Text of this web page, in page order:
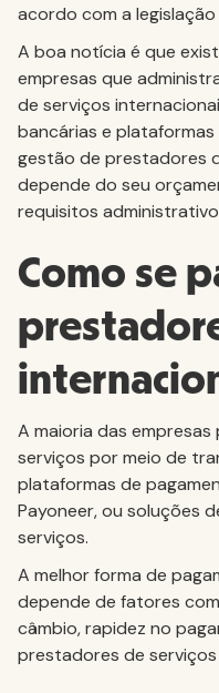
acordo com a legislação
A boa notícia é que
empresas que
de serviços
bancárias e
gestão de prestadores
depende do seu
requisitos
Como se
A maioria das
serviços por meio de
plataformas de
Payoneer, ou soluções
serviços.
A melhor forma de
depende de fatores
câmbio, rapidez no
prestadores de